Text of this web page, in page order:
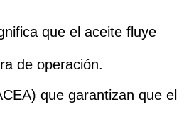
que el aceite fluye
de operación.
que garantizan que el